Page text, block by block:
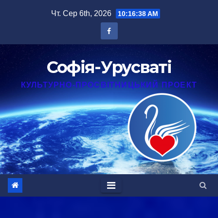
Чт. Сер 6th, 2026 10:16:38 AM
Софія-Урусваті
КУЛЬТУРНО-ПРОСВІТНИЦЬКИЙ ПРОЕКТ